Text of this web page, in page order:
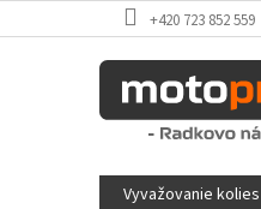
na
+420 723 852 559
Vyvažovanie kolies